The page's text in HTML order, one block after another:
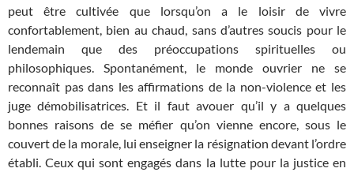
peut être cultivée que lorsqu’on a le loisir de vivre
confortablement, bien au chaud, sans d’autres soucis pour le
lendemain que des préoccupations spirituelles ou
philosophiques. Spontanément, le monde ouvrier ne se
reconnaît pas dans les affirmations de la non-violence et les
juge démobilisatrices. Et il faut avouer qu’il y a quelques
bonnes raisons de se méfier qu’on vienne encore, sous le
couvert de la morale, lui enseigner la résignation devant l’ordre
établi. Ceux qui sont engagés dans la lutte pour la justice en